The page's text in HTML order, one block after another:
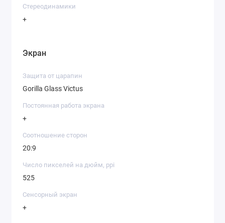
Стереодинамики
+
Экран
Защита от царапин
Gorilla Glass Victus
Постоянная работа экрана
+
Соотношение сторон
20:9
Число пикселей на дюйм, ppi
525
Сенсорный экран
+